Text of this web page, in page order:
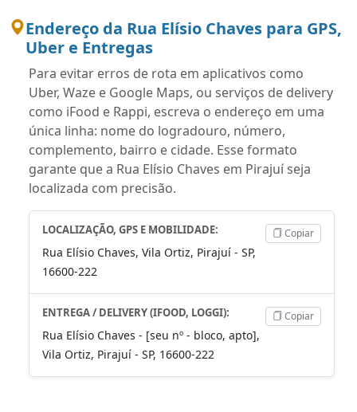
Endereço da Rua Elísio Chaves para GPS,
Uber e Entregas
Para evitar erros de rota em aplicativos como
Uber, Waze e Google Maps, ou serviços de delivery
como iFood e Rappi, escreva o endereço em uma
única linha: nome do logradouro, número,
complemento, bairro e cidade. Esse formato
garante que a Rua Elísio Chaves em Pirajuí seja
localizada com precisão.
LOCALIZAÇÃO, GPS E MOBILIDADE:
Rua Elísio Chaves, Vila Ortiz, Pirajuí - SP,
16600-222
Copiar
ENTREGA / DELIVERY (IFOOD, LOGGI):
Rua Elísio Chaves - [seu nº - bloco, apto],
Vila Ortiz, Pirajuí - SP, 16600-222
Copiar